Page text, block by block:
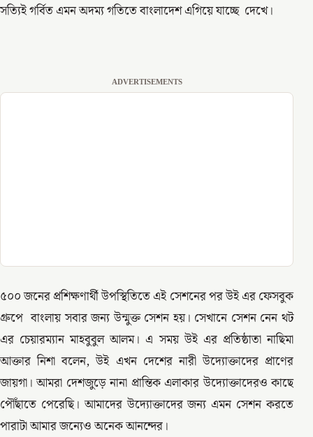
সত্যিই গর্বিত এমন অদম্য গতিতে বাংলাদেশ এগিয়ে যাচ্ছে দেখে।
ADVERTISEMENTS
৫০০ জনের প্রশিক্ষণার্থী উপস্থিতিতে এই সেশনের পর উই এর ফেসবুক
গ্রুপে বাংলায় সবার জন্য উন্মুক্ত সেশন হয়। সেখানে সেশন নেন থট
এর চেয়ারম্যান মাহবুবুল আলম। এ সময় উই এর প্রতিষ্ঠাতা নাছিমা
আক্তার নিশা বলেন, উই এখন দেশের নারী উদ্যোক্তাদের প্রাণের
জায়গা। আমরা দেশজুড়ে নানা প্রান্তিক এলাকার উদ্যোক্তাদেরও কাছে
পৌঁছাতে পেরেছি। আমাদের উদ্যোক্তাদের জন্য এমন সেশন করতে
পারাটা আমার জন্যেও অনেক আনন্দের।